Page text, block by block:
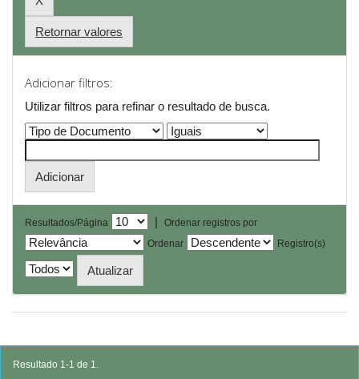
Retornar valores
Adicionar filtros:
Utilizar filtros para refinar o resultado de busca.
Resultados/Página |
Ordenar registros por
Ordenar
Registro(s)
Resultado 1-1 de 1.